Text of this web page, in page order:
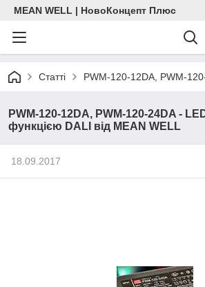
MEAN WELL | НовоКонцепт Плюс
Статті PWM-120-12DA, PWM-
PWM-120-12DA, PWM-120-24DA -
функцією DALI від MEAN WELL
18.09.2017